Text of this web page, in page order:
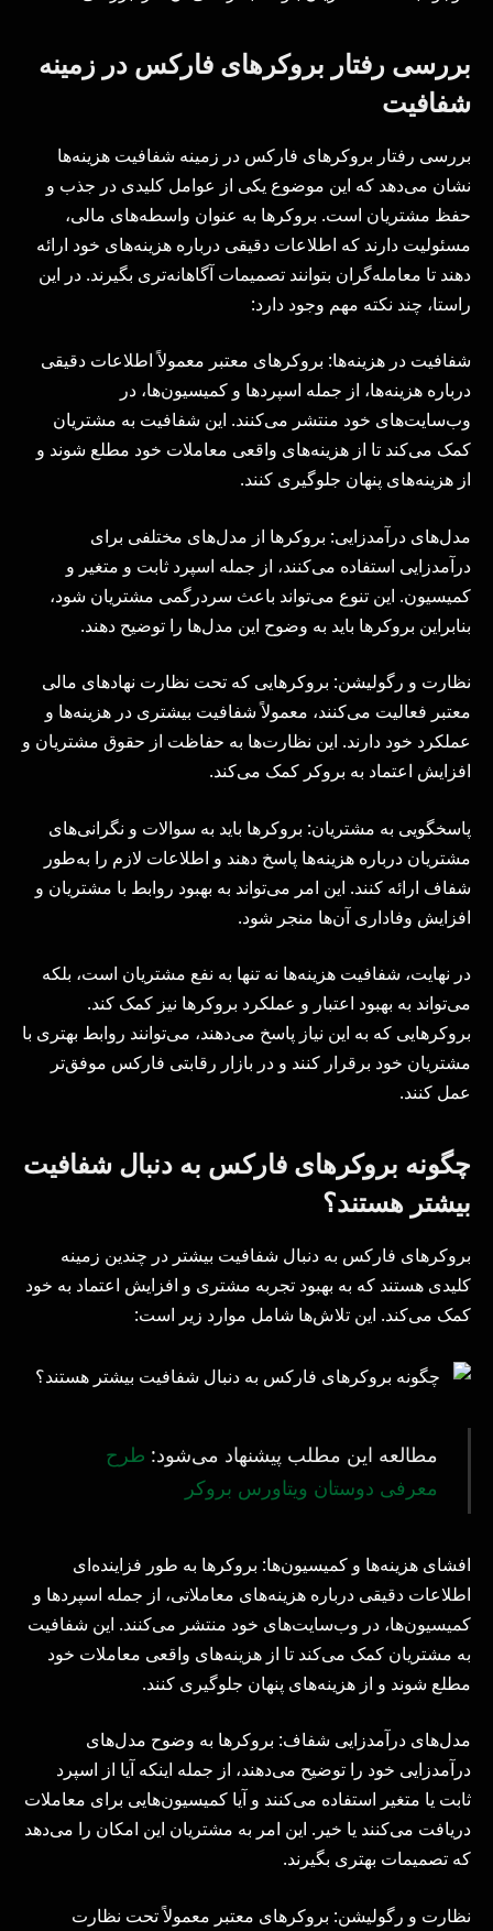
بررسی رفتار بروکرهای فارکس در زمینه
شفافیت
بررسی رفتار بروکرهای فارکس در زمینه شفافیت هزینه‌ها
نشان می‌دهد که این موضوع یکی از عوامل کلیدی در جذب و
حفظ مشتریان است. بروکرها به عنوان واسطه‌های مالی،
مسئولیت دارند که اطلاعات دقیقی درباره هزینه‌های خود ارائه
دهند تا معامله‌گران بتوانند تصمیمات آگاهانه‌تری بگیرند. در این
راستا، چند نکته مهم وجود دارد:
شفافیت در هزینه‌ها: بروکرهای معتبر معمولاً اطلاعات دقیقی
درباره هزینه‌ها، از جمله اسپردها و کمیسیون‌ها، در
وب‌سایت‌های خود منتشر می‌کنند. این شفافیت به مشتریان
کمک می‌کند تا از هزینه‌های واقعی معاملات خود مطلع شوند و
از هزینه‌های پنهان جلوگیری کنند.
مدل‌های درآمدزایی: بروکرها از مدل‌های مختلفی برای
درآمدزایی استفاده می‌کنند، از جمله اسپرد ثابت و متغیر و
کمیسیون. این تنوع می‌تواند باعث سردرگمی مشتریان شود،
بنابراین بروکرها باید به وضوح این مدل‌ها را توضیح دهند.
نظارت و رگولیشن: بروکرهایی که تحت نظارت نهادهای مالی
معتبر فعالیت می‌کنند، معمولاً شفافیت بیشتری در هزینه‌ها و
عملکرد خود دارند. این نظارت‌ها به حفاظت از حقوق مشتریان و
افزایش اعتماد به بروکر کمک می‌کند.
پاسخگویی به مشتریان: بروکرها باید به سوالات و نگرانی‌های
مشتریان درباره هزینه‌ها پاسخ دهند و اطلاعات لازم را به‌طور
شفاف ارائه کنند. این امر می‌تواند به بهبود روابط با مشتریان و
افزایش وفاداری آن‌ها منجر شود.
در نهایت، شفافیت هزینه‌ها نه تنها به نفع مشتریان است، بلکه
می‌تواند به بهبود اعتبار و عملکرد بروکرها نیز کمک کند.
بروکرهایی که به این نیاز پاسخ می‌دهند، می‌توانند روابط بهتری با
مشتریان خود برقرار کنند و در بازار رقابتی فارکس موفق‌تر
عمل کنند.
چگونه بروکرهای فارکس به دنبال شفافیت
بیشتر هستند؟
بروکرهای فارکس به دنبال شفافیت بیشتر در چندین زمینه
کلیدی هستند که به بهبود تجربه مشتری و افزایش اعتماد به خود
کمک می‌کند. این تلاش‌ها شامل موارد زیر است:
مطالعه این مطلب پیشنهاد می‌شود: طرح
معرفی دوستان ویتاورس بروکر
افشای هزینه‌ها و کمیسیون‌ها: بروکرها به طور فزاینده‌ای
اطلاعات دقیقی درباره هزینه‌های معاملاتی، از جمله اسپردها و
کمیسیون‌ها، در وب‌سایت‌های خود منتشر می‌کنند. این شفافیت
به مشتریان کمک می‌کند تا از هزینه‌های واقعی معاملات خود
مطلع شوند و از هزینه‌های پنهان جلوگیری کنند.
مدل‌های درآمدزایی شفاف: بروکرها به وضوح مدل‌های
درآمدزایی خود را توضیح می‌دهند، از جمله اینکه آیا از اسپرد
ثابت یا متغیر استفاده می‌کنند و آیا کمیسیون‌هایی برای معاملات
دریافت می‌کنند یا خیر. این امر به مشتریان این امکان را می‌دهد
که تصمیمات بهتری بگیرند.
نظارت و رگولیشن: بروکرهای معتبر معمولاً تحت نظارت